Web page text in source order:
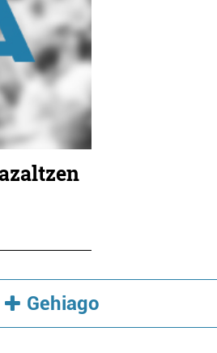
Gehiago